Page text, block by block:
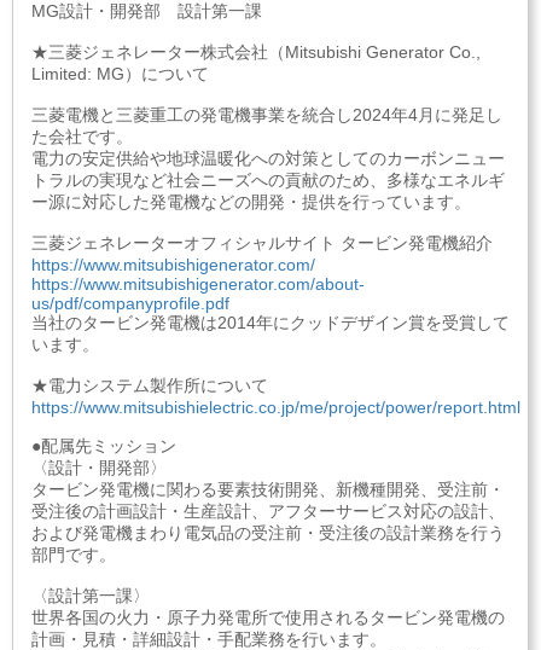
MG設計・開発部 設計第一課
★三菱ジェネレーター株式会社（Mitsubishi Generator Co.,
Limited: MG）について
三菱電機と三菱重工の発電機事業を統合し2024年4月に発足し
た会社です。
電力の安定供給や地球温暖化への対策としてのカーボンニュー
トラルの実現など社会ニーズへの貢献のため、多様なエネルギ
ー源に対応した発電機などの開発・提供を行っています。
三菱ジェネレーターオフィシャルサイト タービン発電機紹介
https://www.mitsubishigenerator.com/
https://www.mitsubishigenerator.com/about-
us/pdf/companyprofile.pdf
当社のタービン発電機は2014年にクッドデザイン賞を受賞して
います。
★電力システム製作所について
https://www.mitsubishielectric.co.jp/me/project/power/report.html
●配属先ミッション
〈設計・開発部〉
タービン発電機に関わる要素技術開発、新機種開発、受注前・
受注後の計画設計・生産設計、アフターサービス対応の設計、
および発電機まわり電気品の受注前・受注後の設計業務を行う
部門です。
〈設計第一課〉
世界各国の火力・原子力発電所で使用されるタービン発電機の
計画・見積・詳細設計・手配業務を行います。